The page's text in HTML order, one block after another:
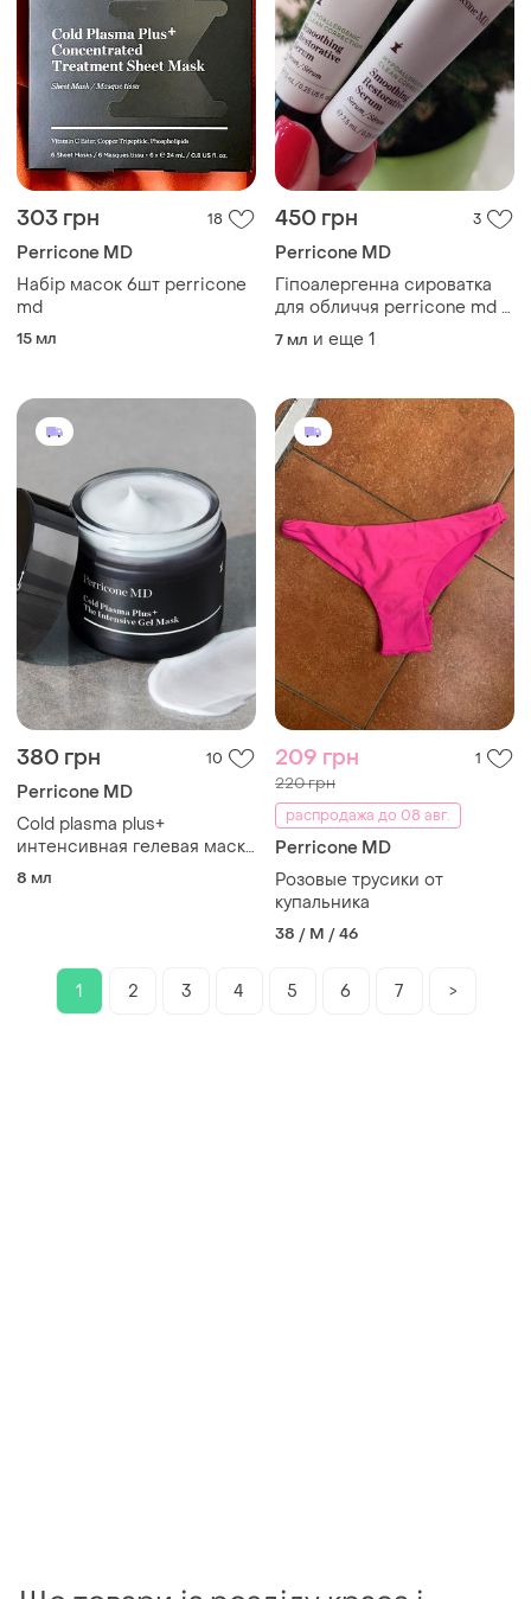
303 грн 18
Perricone MD
Набір масок 6шт perricone
md
15 мл
450 грн 3
Perricone MD
Гіпоалергенна сироватка
для обличчя perricone md 2
по 7.5ml
7 мл и еще 1
380 грн 10
Perricone MD
Cold plasma plus+
интенсивная гелевая маска
новинка
8 мл
209 грн 1
220 грн
распродажа до 08 авг.
Perricone MD
Розовые трусики от
купальника
38 / M / 46
1 2 3 4 5 6 7 >